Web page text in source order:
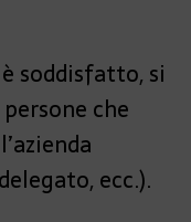
soddisfatto, si
che
ecc.).